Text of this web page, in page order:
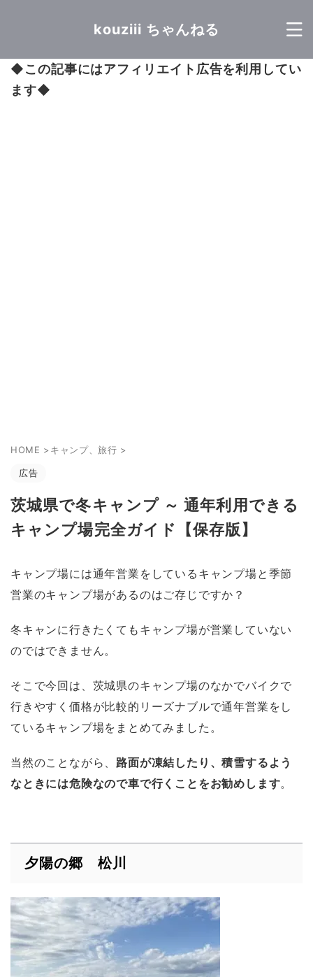
kouziii ちゃんねる
◆この記事にはアフィリエイト広告を利用してい
ます◆
HOME >キャンプ、旅行 >
広告
茨城県で冬キャンプ ～ 通年利用できる
キャンプ場完全ガイド【保存版】
キャンプ場には通年営業をしているキャンプ場と季節
営業のキャンプ場があるのはご存じですか？
冬キャンに行きたくてもキャンプ場が営業していない
のではできません。
そこで今回は、茨城県のキャンプ場のなかでバイクで
行きやすく価格が比較的リーズナブルで通年営業をし
ているキャンプ場をまとめてみました。
当然のことながら、 路面が凍結したり、積雪するよう
なときには危険なので車で行くことをお勧めします。
夕陽の郷 松川